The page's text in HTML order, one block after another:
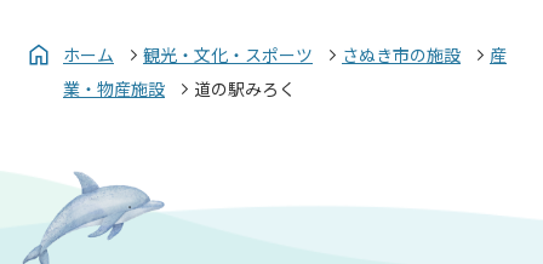
ホーム 観光・文化・スポーツ さぬき市の施設
産
業・物産施設
道の駅みろく